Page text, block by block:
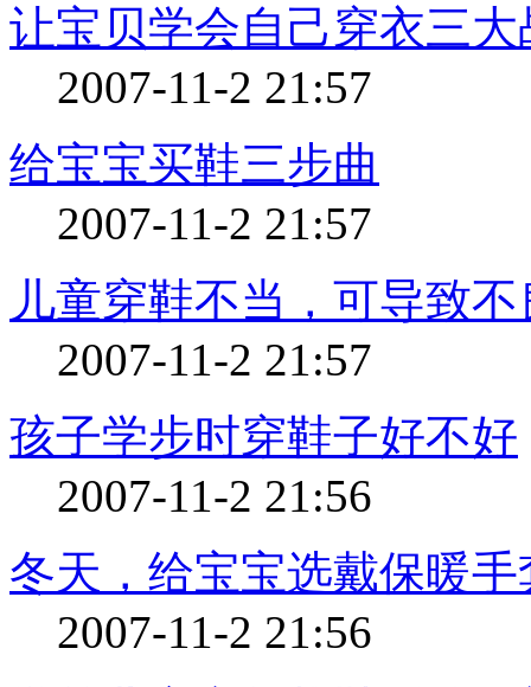
让宝贝学会自己穿衣三大
2007-11-2 21:57
给宝宝买鞋三步曲
2007-11-2 21:57
儿童穿鞋不当，可导致
2007-11-2 21:57
孩子学步时穿鞋子好不好
2007-11-2 21:56
冬天，给宝宝选戴保暖手
2007-11-2 21:56